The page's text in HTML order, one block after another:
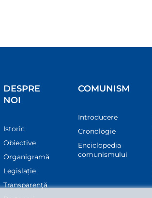
DESPRE
NOI
Istoric
Obiective
Organigramă
Legislație
Transparenţă
COMUNISM
Introducere
Cronologie
Enciclopedia
comunismului